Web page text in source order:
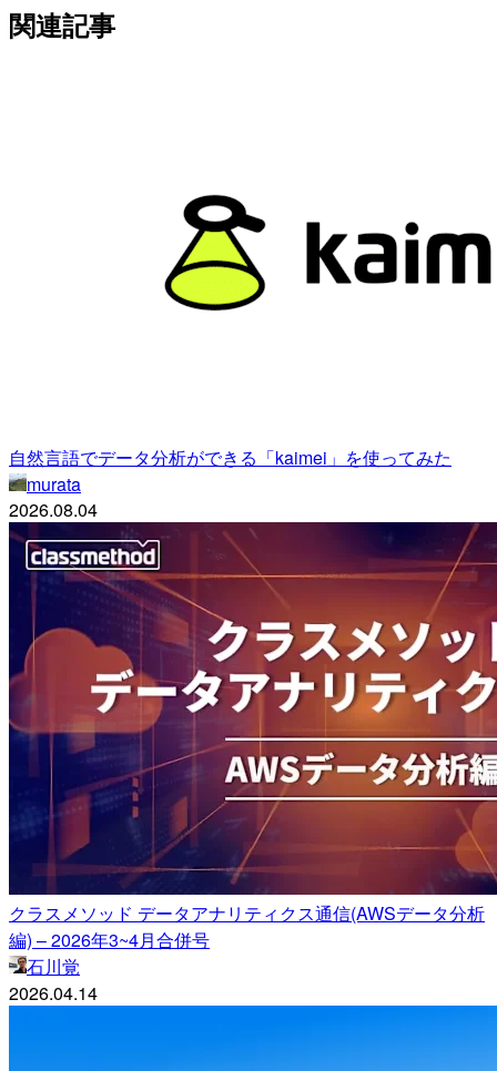
関連記事
自然言語でデータ分析ができる「kaimei」を使ってみた
murata
2026.08.04
クラスメソッド データアナリティクス通信(AWSデータ分析
編) – 2026年3~4月合併号
石川覚
2026.04.14